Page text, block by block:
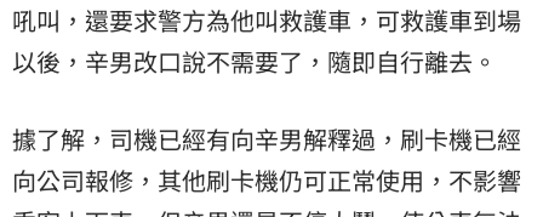
吼叫，還要求警方為他叫救護車，可救護車到場
以後，辛男改口說不需要了，隨即自行離去。
據了解，司機已經有向辛男解釋過，刷卡機已經
向公司報修，其他刷卡機仍可正常使用，不影響